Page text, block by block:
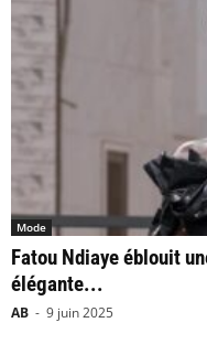
Mode
Fatou Ndiaye éblouit
élégante...
AB - 9 juin 2025